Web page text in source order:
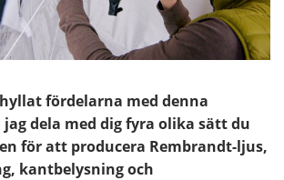
fördelarna med denna
dela med dig fyra olika sätt du
för att producera Rembrandt-ljus,
kantbelysning och